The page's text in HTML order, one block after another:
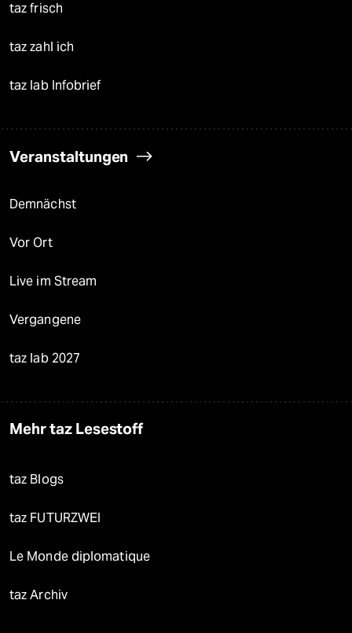
taz frisch
taz zahl ich
taz lab Infobrief
Veranstaltungen
Demnächst
Vor Ort
Live im Stream
Vergangene
taz lab 2027
Mehr taz Lesestoff
taz Blogs
taz FUTURZWEI
Le Monde diplomatique
taz Archiv